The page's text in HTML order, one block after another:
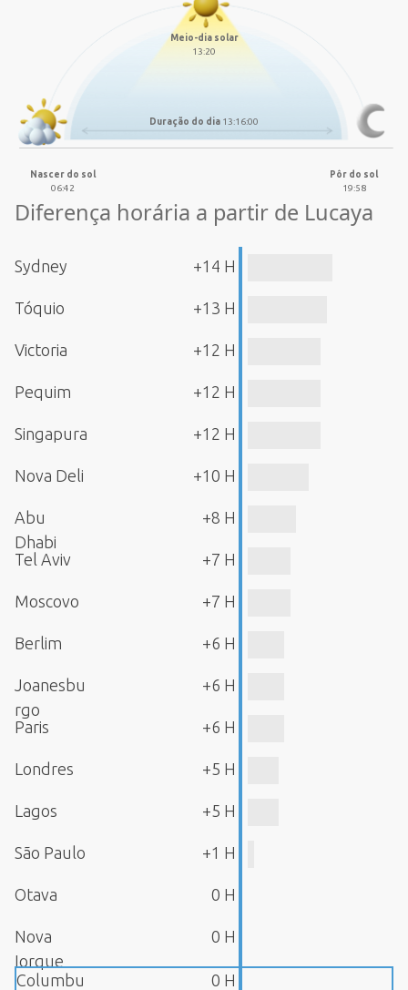
Meio-dia solar
13:20
Duração do dia 13:16:00
Nascer do sol
06:42
Pôr do sol
19:58
Diferença horária a partir de Lucaya
Sydney +14 H
Tóquio +13 H
Victoria +12 H
Pequim +12 H
Singapura +12 H
Nova Deli +10 H
Abu
Dhabi
+8 H
Tel Aviv +7 H
Moscovo +7 H
Berlim +6 H
Joanesbu
rgo
+6 H
Paris +6 H
Londres +5 H
Lagos +5 H
São Paulo +1 H
Otava 0 H
Nova
Iorque
0 H
Columbu 0 H